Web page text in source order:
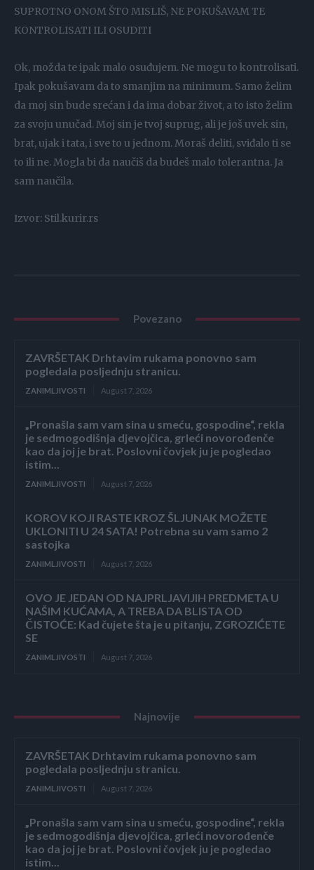
SUPROTNO ONOM ŠTO MISLIŠ, NE POKUŠAVAM TE
KONTROLISATI ILI OSUDITI
Ok, možda te ipak malo osuđujem. Ne mogu to kontrolisati.
Ipak pokušavam da to smanjim na minimum. Samo želim
da moj sin bude srećan i da ima dobar život, a to isto želim
za svoju unučad. Moj sin je tvoj suprug, ali je još uvek sin,
brat, ujak i tata, i sve to u jednom. Moraš deliti, sviđalo ti se
to ili ne. Mogla bi da naučiš da budeš malo tolerantna. Ja
sam naučila.
Izvor: Stil.kurir.rs
Povezano
ZAVRŠETAK Drhtavim rukama ponovno sam
pogledala posljednju stranicu.
ZANIMLJIVOSTI August 7, 2026
„Pronašla sam vam sina u smeću, gospodine“, rekla
je sedmogodišnja djevojčica, grleći novorođenče
kao da joj je brat. Poslovni čovjek ju je pogledao
istim...
ZANIMLJIVOSTI August 7, 2026
KOROV KOJI RASTE KROZ ŠLJUNAK MOŽETE
UKLONITI U 24 SATA! Potrebna su vam samo 2
sastojka
ZANIMLJIVOSTI August 7, 2026
OVO JE JEDAN OD NAJPRLJAVIJIH PREDMETA U
NAŠIM KUĆAMA, A TREBA DA BLISTA OD
ČISTOĆE: Kad čujete šta je u pitanju, ZGROZIĆETE
SE
ZANIMLJIVOSTI August 7, 2026
Najnovije
ZAVRŠETAK Drhtavim rukama ponovno sam
pogledala posljednju stranicu.
ZANIMLJIVOSTI August 7, 2026
„Pronašla sam vam sina u smeću, gospodine“, rekla
je sedmogodišnja djevojčica, grleći novorođenče
kao da joj je brat. Poslovni čovjek ju je pogledao
istim...